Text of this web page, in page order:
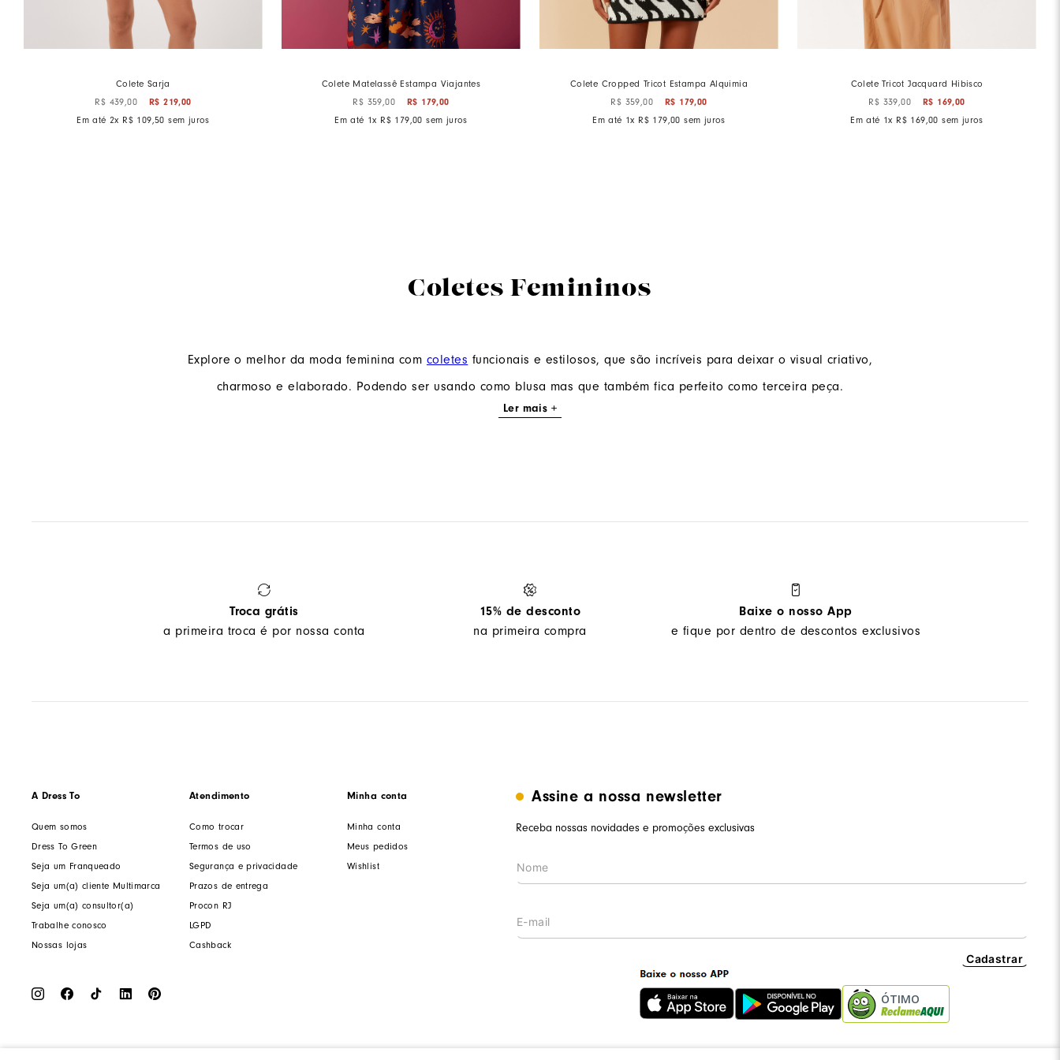
Colete Sarja
R$ 439 ,00 R$ 219,00
Em até 2x R$ 109 ,50 sem juros
Colete Matelassê Estampa Viajantes
R$ 359 ,00 R$ 179,00
Em até 1x R$ 179 ,00 sem juros
Colete Cropped Tricot Estampa Alquimia
R$ 359 ,00 R$ 179,00
Em até 1x R$ 179 ,00 sem juros
Colete Tricot Jacquard Hibisco
R$ 339 ,00 R$ 169,00
Em até 1x R$ 169 ,00 sem juros
Coletes Femininos
Explore o melhor da moda feminina com coletes funcionais e estilosos, que são incríveis para deixar o visual criativo,
charmoso e elaborado. Podendo ser usando como blusa mas que também fica perfeito como terceira peça.
Ler mais +
Troca grátis
a primeira troca é por nossa conta
15% de desconto
na primeira compra
Baixe o nosso App
e fique por dentro de descontos exclusivos
A Dress To
Quem somos
Dress To Green
Seja um Franqueado
Seja um(a) cliente Multimarca
Seja um(a) consultor(a)
Trabalhe conosco
Nossas lojas
Atendimento
Como trocar
Termos de uso
Segurança e privacidade
Prazos de entrega
Procon RJ
LGPD
Cashback
Minha conta
Minha conta
Meus pedidos
Wishlist
Assine a nossa newsletter
Receba nossas novidades e promoções exclusivas
Cadastrar
ÓTIMO